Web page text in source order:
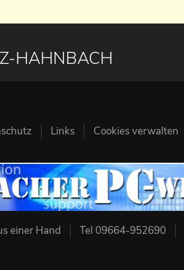
HAHNBACH
Links Cookies verwalten
einer Hand Tel 09664-952690